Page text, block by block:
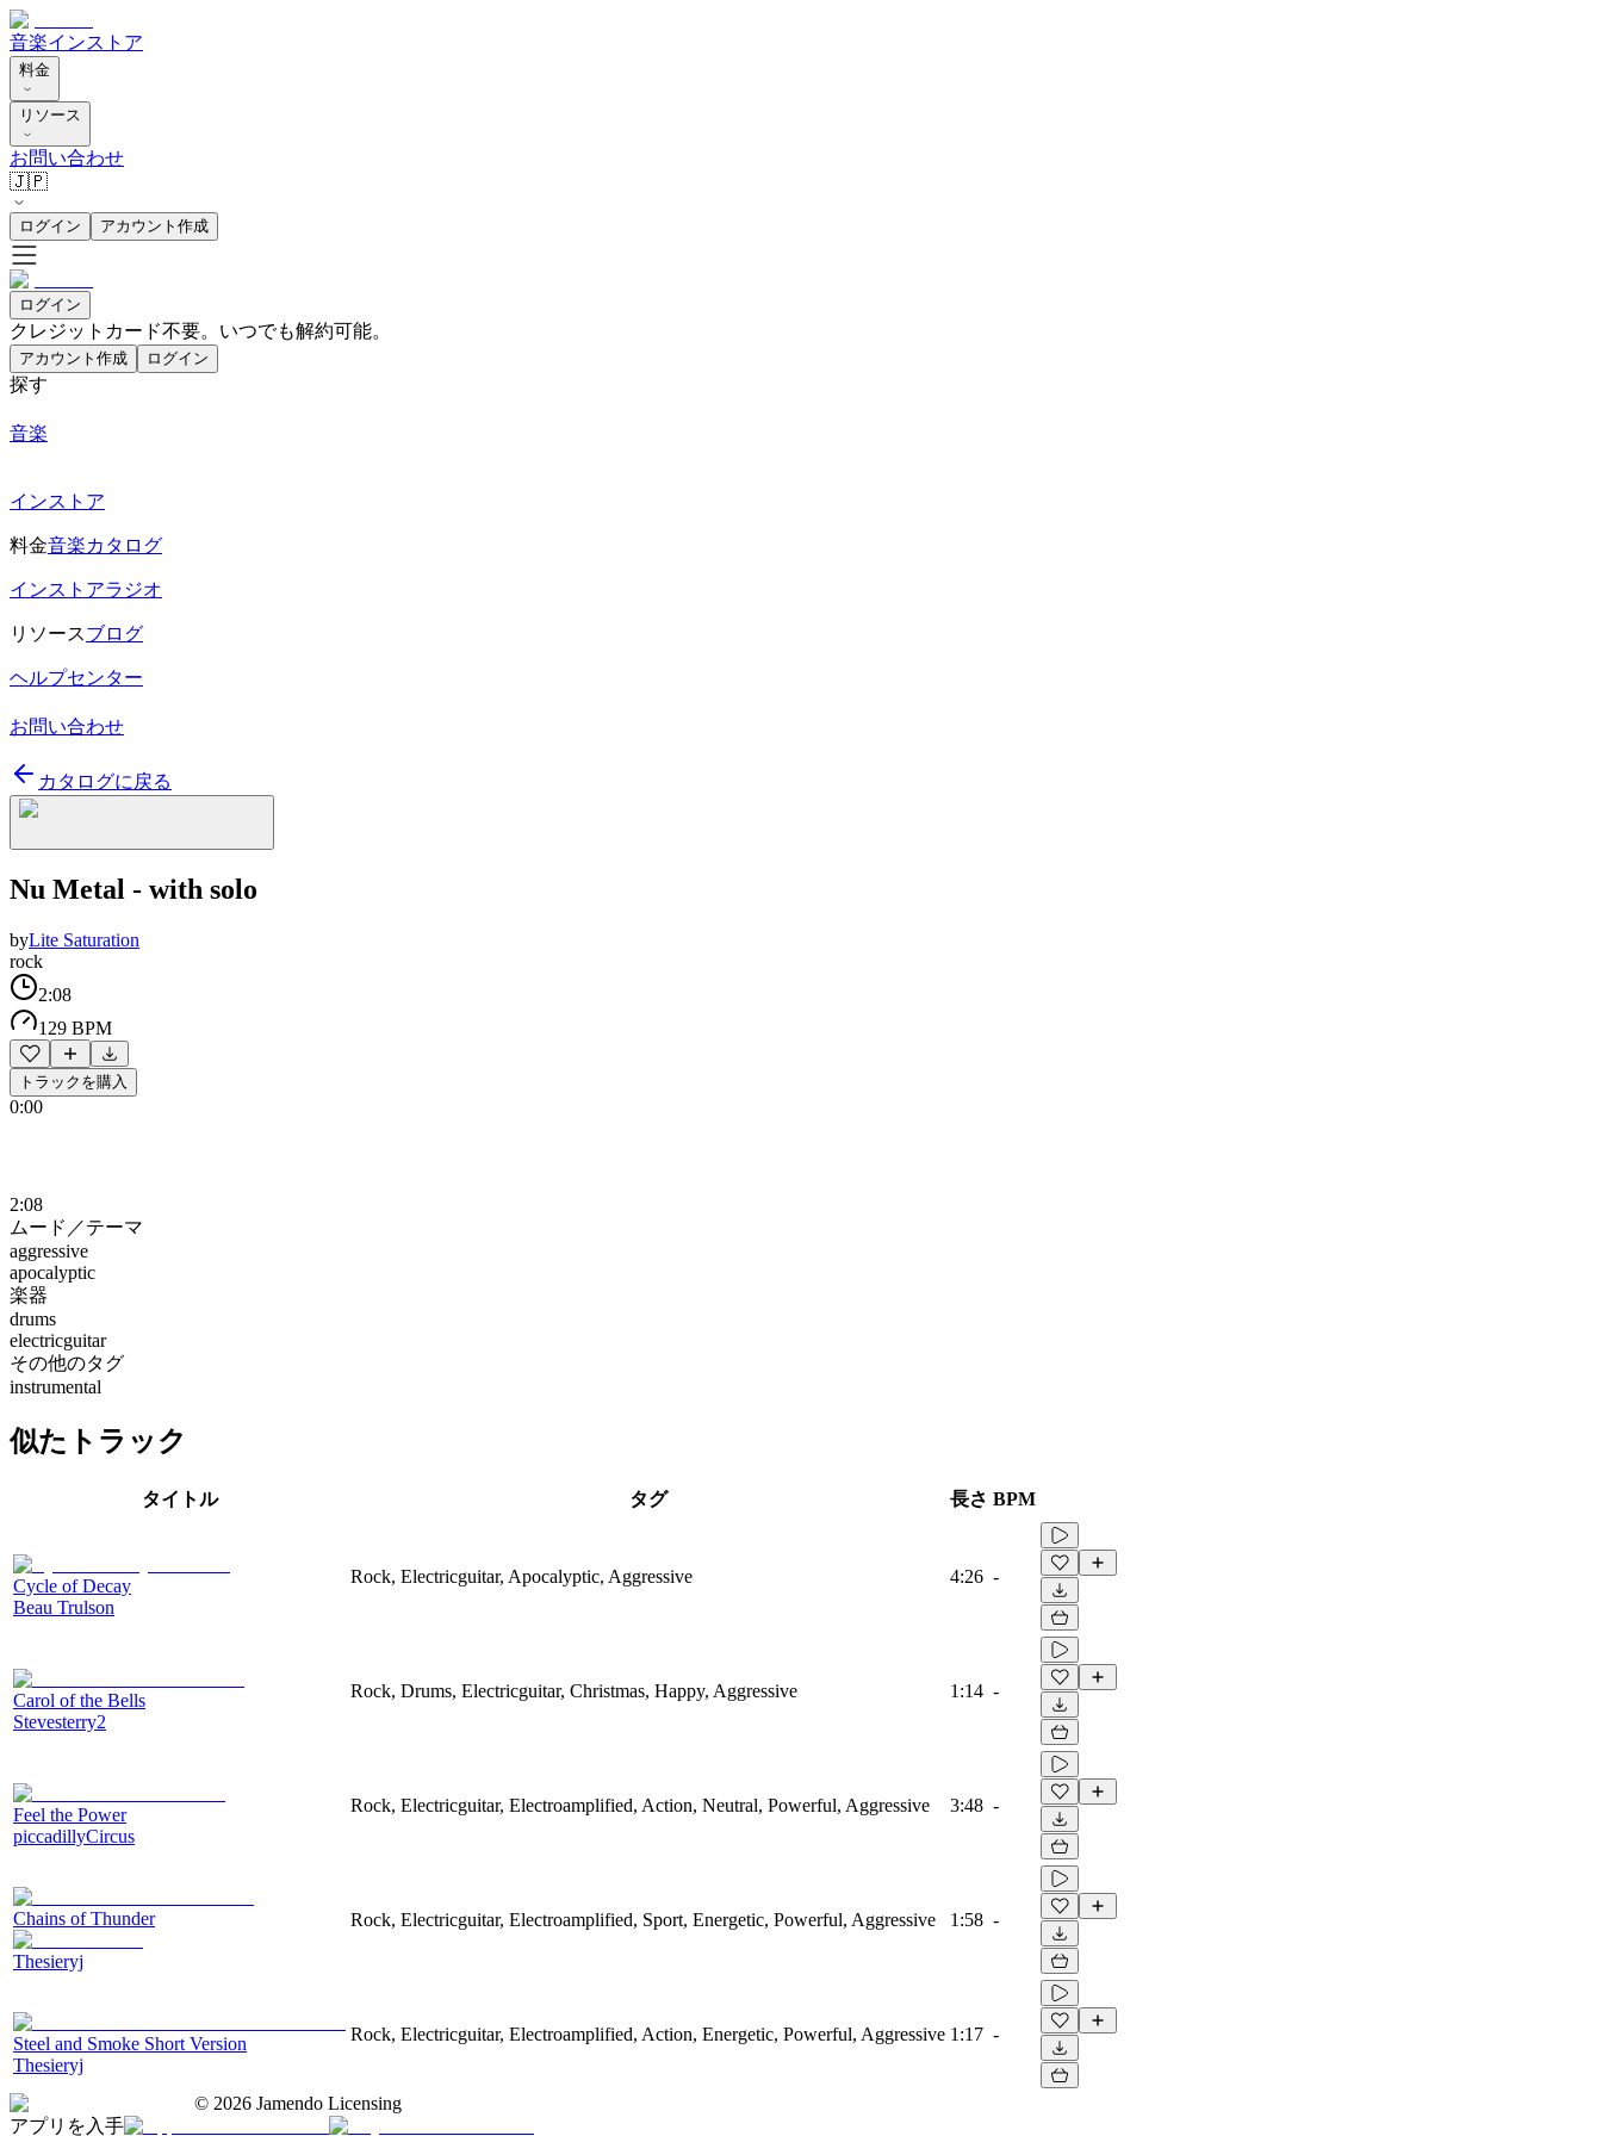
音楽インストア
料金
リソース
お問い合わせ
🇯🇵
ログイン アカウント作成
ログイン
クレジットカード不要。いつでも解約可能。
アカウント作成 ログイン
探す
音楽
インストア
料金音楽カタログ
インストアラジオ
リソースブログ
ヘルプセンター
お問い合わせ
カタログに戻る
Nu Metal - with solo
byLite Saturation
rock
2:08
129 BPM
トラックを購入
0:00
2:08
ムード／テーマ
aggressive
apocalyptic
楽器
drums
electricguitar
その他のタグ
instrumental
似たトラック
タイトル タグ 長さ BPM
Cycle of Decay
Beau Trulson
Rock, Electricguitar, Apocalyptic, Aggressive 4:26 -
Carol of the Bells
Stevesterry2
Rock, Drums, Electricguitar, Christmas, Happy, Aggressive 1:14 -
Feel the Power
piccadillyCircus
Rock, Electricguitar, Electroamplified, Action, Neutral, Powerful, Aggressive 3:48 -
Chains of Thunder
Thesieryj
Rock, Electricguitar, Electroamplified, Sport, Energetic, Powerful, Aggressive 1:58 -
Steel and Smoke Short Version
Thesieryj
Rock, Electricguitar, Electroamplified, Action, Energetic, Powerful, Aggressive 1:17 -
© 2026 Jamendo Licensing
アプリを入手